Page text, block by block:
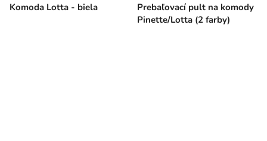
Komoda Lotta - biela
Prebaľovací pult na komody
Pinette/Lotta (2 farby)